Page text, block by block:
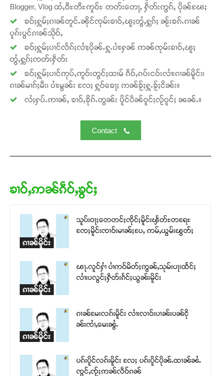
Blogger, Vlog ထႆႇဝီႊတီႊဢူဝ်ႊ တတ်းတေႃႇ ႁဵတ်းဢွၵ်ႇ ပိုၼ်ၽႄႈ
ၶဝ်ႈႁူမ်ႈၵၢၼ်တူင်ႉၼိုင်ၸုမ်းၶၢဝ်ႇၽူႈတွႆႇႁွၵ်ႈ ၼႂ်းၶၵ်ႉၵၢၼ်
ပူၵ်းပွင်ၵၢၼ်သိုဝ်ႇ
ၶဝ်ႈႁူမ်ႈပၢင်လႅၵ်ႈလၢႆႈပိုၼ်ႉႁူႉပၢႆးႁၼ် ဢၼ်ၸုမ်းၶၢဝ်ႇၽူႈ
တွႆႇႁွၵ်ႈၸတ်းႁဵတ်း
ၶဝ်ႈႁူမ်ႈပၢင်ဢုပ်ႇဢူဝ်းတွင်ႈထၢမ် ၵဵဝ်ႇၵပ်းငဝ်းလၢႆးၵၢၼ်မိူင်း၊
ၵၢၼ်မၢၵ်ႈမီး၊ ပၢႆးမွၼ်း လႄႈ ႁူဝ်ၶေႃႈ ဢၼ်ၶႂ်ႈႁူႉၶႂ်ႈငိၼ်း။
လႆႈႁပ်ႉဢၢၼ်ႇ ၶၢဝ်ႇၶိုၵ်ႉတွၼ်း ပိူင်ပဵၼ်ဝူင်ႈလႂ်ဝူင်ႈ ၼၼ်ႉ။
Contact
ၶၢဝ်ႇဢၼ်ၵဵဝ်ႇၶွင်ႈ
ၵၢၼ်မိူင်း
သူပ်းဝႃႈ​​တေတင်ႈၸိုင်ႈမိူင်းၾႅတ်ႊတရႄႊ ​​
ၸႄႈမိူင်းၸၢဝ်းမၢၼ်ႈပႄႇ ဢမ်ႇယွမ်းၽွတ်ႈ
ၵၢၼ်မိူင်း
ၽႃႉလူင်ႁၢႆ ပၢႆဢဝ်မိတ်ႈဢွၼ်ႇသုမ်းပႃးထႅင်ႈ
လၢႆးပလွင်ႈႁဵတ်းၵႅင်ႈယွၼ်းမိူင်း
ၵၢၼ်မိူင်း
ၵၢၼ်မႄးလၵ်းမိူင်း လၢႆးလၢဝ်းပၢၼ်းပၼ်ငို
ၼ်းၸၢႆႇ​​မေးၼွႆႉ
ပၵ်းပိူင်လၵ်းမိူင်း လႄႈ ပၵ်းပိူင်ပိုၼ်ႉထၢၼ်ၼႆႉ
ၸွင်ႇၸႂ်ႈဢၼ်လဵဝ်ၵၼ်